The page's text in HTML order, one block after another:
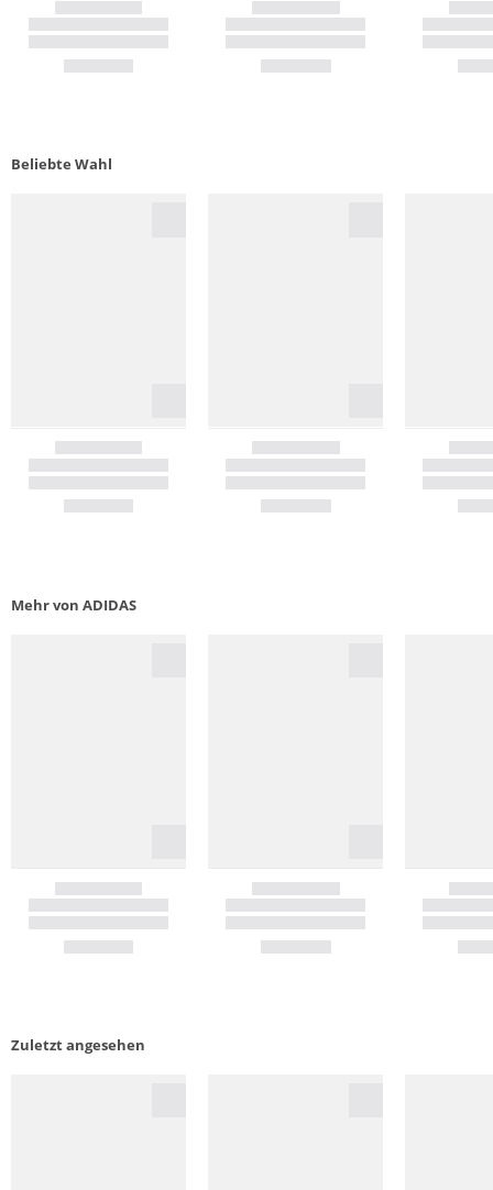
Beliebte Wahl
Mehr von ADIDAS
Zuletzt angesehen